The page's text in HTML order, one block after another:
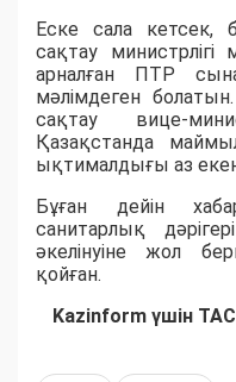
Еске сала кетсек,
сақтау
арналған ПТР
мәлімдеген
сақтау вице-
Қазақстанда
ықтималдығы аз
Бұған дейін
санитарлық
әкелінуіне жол
қойған.
Kazinform үшін